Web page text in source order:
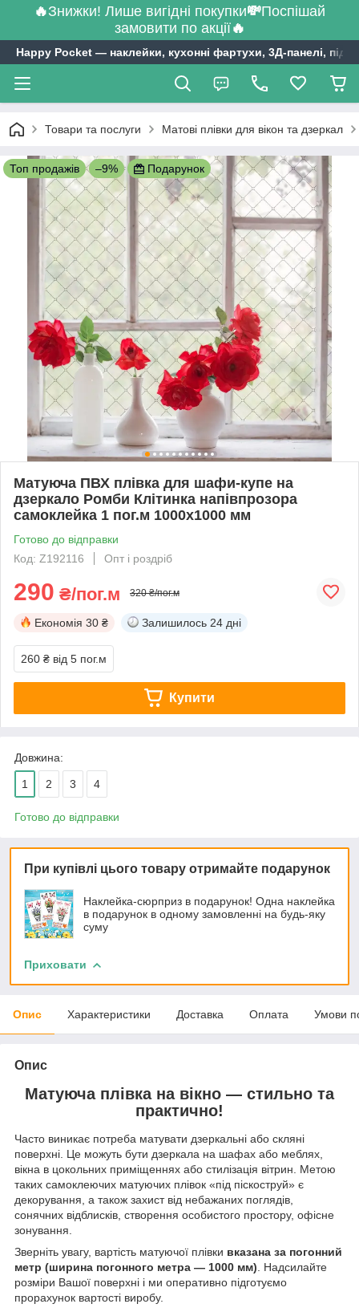
🔥Знижки! Лише вигідні покупки💸Поспішай
замовити по акції🔥
Happy Pocket ― наклейки, кухонні фартухи, 3Д-панелі,
Товари та послуги Матові плівки для вікон та дзеркал
Топ продажів –9% Подарунок
Матуюча ПВХ плівка для шафи-купе на
дзеркало Ромби Клітинка напівпрозора
самоклейка 1 пог.м 1000х1000 мм
Готово до відправки
Код: Z192116
Опт і роздріб
290 ₴/пог.м 320 ₴/пог.м
Економія 30 ₴ Залишилось 24 дні
260 ₴ від 5 пог.м
Купити
Довжина:
1 2 3 4
Готово до відправки
При купівлі цього товару отримайте подарунок
Наклейка-сюрприз в подарунок! Одна наклейка
в подарунок в одному замовленні на будь-яку
суму
Приховати
Опис Характеристики Доставка Оплата Умови
Опис
Матуюча плівка на вікно — стильно та
практично!
Часто виникає потреба матувати дзеркальні або скляні
поверхні. Це можуть бути дзеркала на шафах або меблях,
вікна в цокольних приміщеннях або стилізація вітрин. Метою
таких самоклеючих матуючих плівок «під піскоструй» є
декорування, а також захист від небажаних поглядів,
сонячних відблисків, створення особистого простору, офісне
зонування.
Зверніть увагу, вартість матуючої плівки вказана за погонний
метр (ширина погонного метра — 1000 мм). Надсилайте
розміри Вашої поверхні і ми оперативно підготуємо
прорахунок вартості виробу.